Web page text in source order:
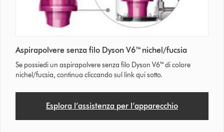
Aspirapolvere senza filo Dyson V6™ nichel/fucsia
Se possiedi un aspirapolvere senza filo Dyson V6™ di colore
nichel/fucsia, continua cliccando sul link qui sotto.
Esplora l’assistenza per l’apparecchio